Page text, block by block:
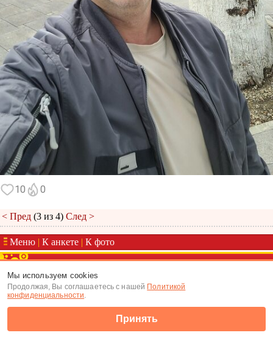
10 0
< Пред (3 из 4) След >
Меню | К анкете | К фото
(c) Tabor.ru 2026
Мы используем cookies
Продолжая, Вы соглашаетесь с нашей Политикой
конфиденциальности.
Принять